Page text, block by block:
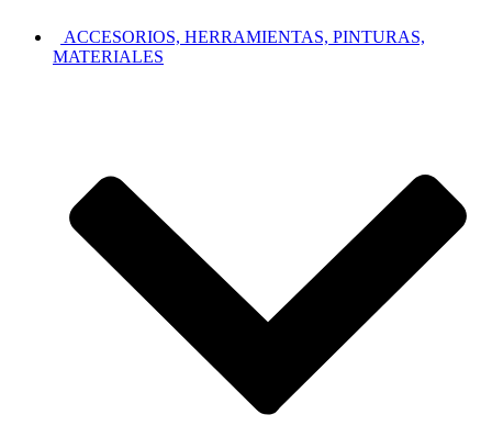
ACCESORIOS, HERRAMIENTAS, PINTURAS,
MATERIALES